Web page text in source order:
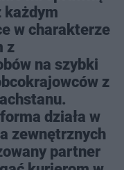
każdym
w charakterze
z
na szybki
z
działa w
zewnętrznych
partner